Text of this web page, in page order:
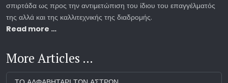
σπιρτάδα ως προς την αντιμετώπιση του ίδιου του επαγγέλματός
της αλλά και της καλλιτεχνικής της διαδρομής.
Read more …
More Articles …